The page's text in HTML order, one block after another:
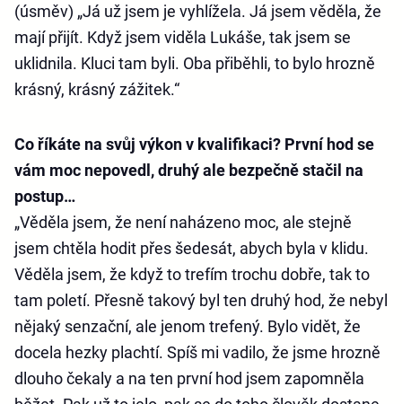
(úsměv) „Já už jsem je vyhlížela. Já jsem věděla, že
mají přijít. Když jsem viděla Lukáše, tak jsem se
uklidnila. Kluci tam byli. Oba přiběhli, to bylo hrozně
krásný, krásný zážitek.“
Co říkáte na svůj výkon v kvalifikaci? První hod se
vám moc nepovedl, druhý ale bezpečně stačil na
postup…
„Věděla jsem, že není naházeno moc, ale stejně
jsem chtěla hodit přes šedesát, abych byla v klidu.
Věděla jsem, že když to trefím trochu dobře, tak to
tam poletí. Přesně takový byl ten druhý hod, že nebyl
nějaký senzační, ale jenom trefený. Bylo vidět, že
docela hezky plachtí. Spíš mi vadilo, že jsme hrozně
dlouho čekaly a na ten první hod jsem zapomněla